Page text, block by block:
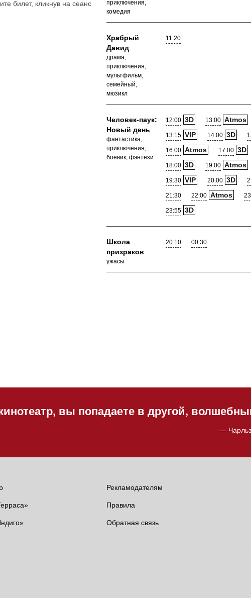
билет, кликнув на сеанс
приключения,
комедия
Храбрый
Давид
драма,
приключения,
мультфильм,
семейный,
мюзикл
11:20
Человек-паук:
Новый день
фантастика,
приключения,
боевик, фэнтези
12:00 3D 13:00 Atmos
13:15 VIP 14:00 3D
16:00 Atmos 17:00 3D
18:00 3D 19:00 Atmos
19:30 VIP 20:00 3D
21:30 22:00 Atmos
23:55 3D
Школа
призраков
ужасы
20:10 00:30
вы попадаете в другой,
—
Рекламодателям
Правила
Обратная связь